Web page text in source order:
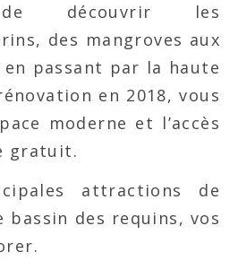
de découvrir les
des mangroves aux
passant par la haute
en 2018, vous
moderne et l’accès
gratuit.
attractions de
bassin des requins, vos